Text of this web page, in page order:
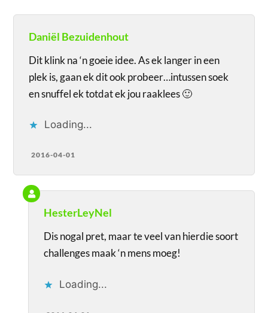
Daniël Bezuidenhout
Dit klink na ‘n goeie idee. As ek langer in een
plek is, gaan ek dit ook probeer…intussen soek
en snuffel ek totdat ek jou raaklees 🙂
Loading...
2016-04-01
HesterLeyNel
Dis nogal pret, maar te veel van hierdie soort
challenges maak ‘n mens moeg!
Loading...